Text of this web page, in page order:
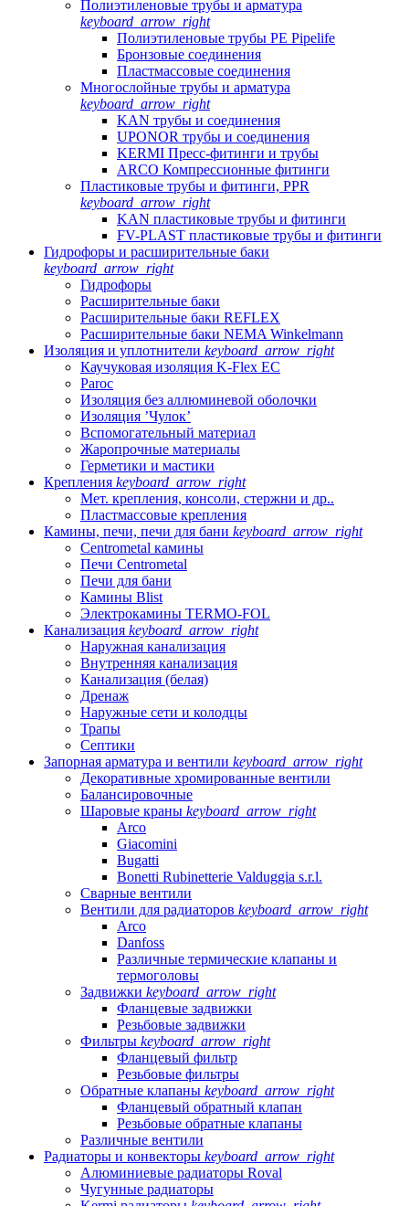
Полиэтиленовые трубы и арматура
keyboard_arrow_right
Полиэтиленовые трубы PE Pipelife
Бронзовые соединения
Пластмассовые соединения
Многослойные трубы и арматура
keyboard_arrow_right
KAN трубы и соединения
UPONOR трубы и соединения
KERMI Пресс-фитинги и трубы
ARCO Компрессионные фитинги
Пластиковые трубы и фитинги, PPR
keyboard_arrow_right
KAN пластиковые трубы и фитинги
FV-PLAST пластиковые трубы и фитинги
Гидрофоры и расширительные баки
keyboard_arrow_right
Гидрофоры
Расширительные баки
Расширительные баки REFLEX
Расширительные баки NEMA Winkelmann
Изоляция и уплотнители keyboard_arrow_right
Каучуковая изоляция K-Flex EC
Paroc
Изоляция без аллюминевой оболочки
Изоляция ’Чулок’
Вспомогательный материал
Жаропрочные материалы
Герметики и мастики
Крепления keyboard_arrow_right
Мет. крепления, консоли, стержни и др..
Пластмассовые крепления
Камины, печи, печи для бани keyboard_arrow_right
Centrometal камины
Печи Centrometal
Печи для бани
Камины Blist
Электрокамины TERMO-FOL
Канализация keyboard_arrow_right
Наружная канализация
Внутренняя канализация
Канализация (белая)
Дренаж
Наружные сети и колодцы
Трапы
Септики
Запорная арматура и вентили keyboard_arrow_right
Декоративные хромированные вентили
Балансировочные
Шаровые краны keyboard_arrow_right
Arco
Giacomini
Bugatti
Bonetti Rubinetterie Valduggia s.r.l.
Сварные вентили
Вентили для радиаторов keyboard_arrow_right
Arco
Danfoss
Различные термические клапаны и
термоголовы
Задвижки keyboard_arrow_right
Фланцевые задвижки
Резьбовые задвижки
Фильтры keyboard_arrow_right
Фланцевый фильтр
Резьбовые фильтры
Обратные клапаны keyboard_arrow_right
Фланцевый обратный клапан
Резьбовые обратные клапаны
Различные вентили
Радиаторы и конвекторы keyboard_arrow_right
Алюминиевые радиаторы Roval
Чугунные радиаторы